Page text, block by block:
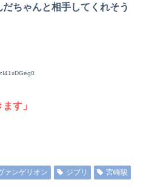
ちゃんと相手してくれそう
す」
ァンゲリオン ジブリ
宮崎駿